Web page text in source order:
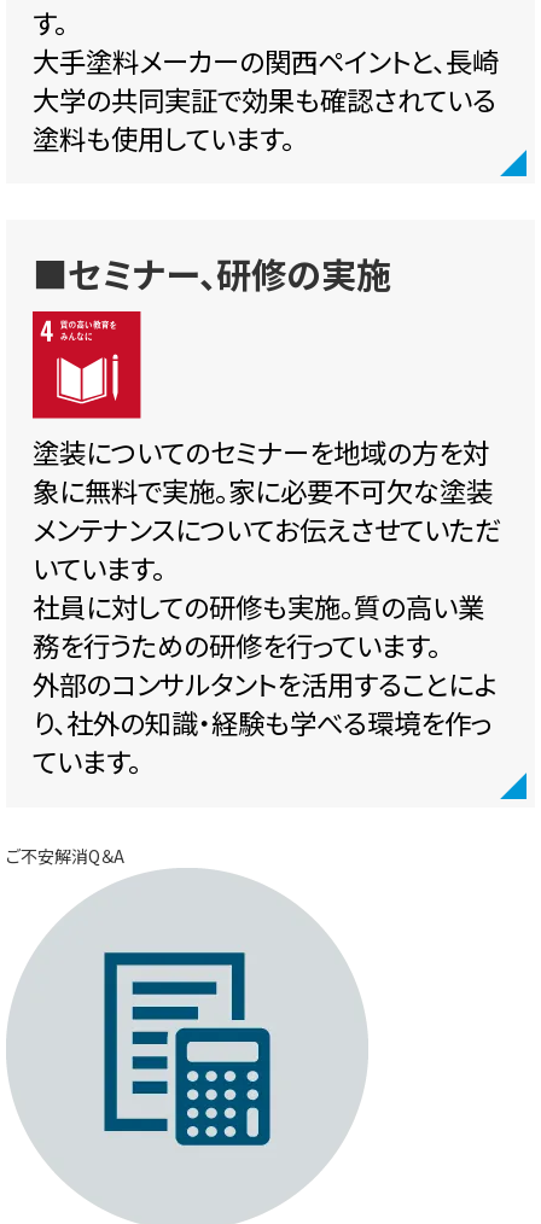
す。
大手塗料メーカーの関西ペイントと、長崎
大学の共同実証で効果も確認されている
塗料も使用しています。
■セミナー、研修の実施
塗装についてのセミナーを地域の方を対
象に無料で実施。家に必要不可欠な塗装
メンテナンスについてお伝えさせていただ
いています。
社員に対しての研修も実施。質の高い業
務を行うための研修を行っています。
外部のコンサルタントを活用することによ
り、社外の知識・経験も学べる環境を作っ
ています。
ご不安解消Q＆A